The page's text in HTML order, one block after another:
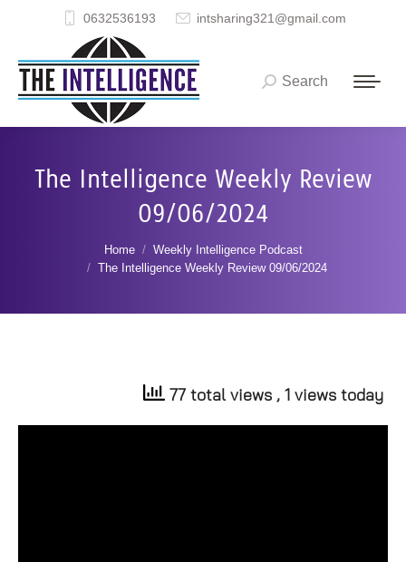
0632536193 intsharing321@gmail.com
Search:
Search
The Intelligence Weekly Review
09/06/2024
You are here:Home
Weekly Intelligence Podcast
The Intelligence Weekly Review 09/06/2024
77 total views , 1 views today